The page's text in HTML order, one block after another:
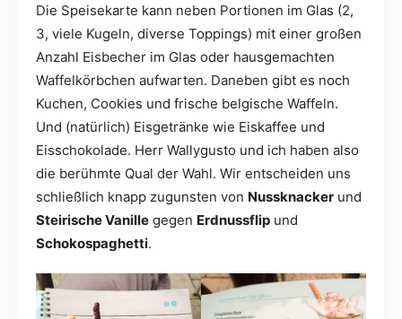
Die Speisekarte kann neben Portionen im Glas (2,
3, viele Kugeln, diverse Toppings) mit einer großen
Anzahl Eisbecher im Glas oder hausgemachten
Waffelkörbchen aufwarten. Daneben gibt es noch
Kuchen, Cookies und frische belgische Waffeln.
Und (natürlich) Eisgetränke wie Eiskaffee und
Eisschokolade. Herr Wallygusto und ich haben also
die berühmte Qual der Wahl. Wir entscheiden uns
schließlich knapp zugunsten von Nussknacker und
Steirische Vanille gegen Erdnussflip und
Schokospaghetti.